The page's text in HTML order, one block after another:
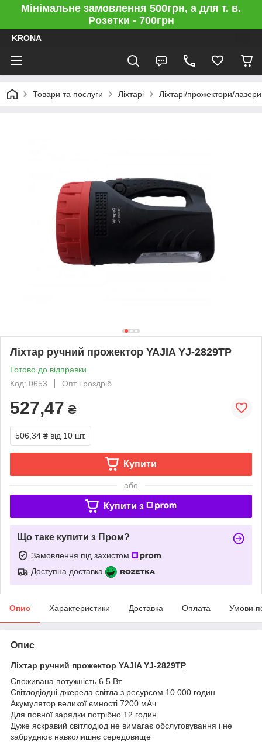
Мінімальне замовлення 500грн, а для т. в.
Розетки - 700грн
KRONA
Товари та послуги Ліхтарі Ліхтарі/прожектори/лазери
Ліхтар ручний прожектор YAJIA YJ-2829ТР
Готово до відправки
Код: 0653
Опт і роздріб
527,47 ₴
506,34 ₴ від 10 шт.
Купити
або
Купити з
Що таке купити з Пром?
Замовлення під захистом
Доступна доставка
Опис Характеристики Доставка Оплата Умови
Опис
Ліхтар ручний прожектор YAJIA YJ-2829ТР
Споживана потужність 6.5 Вт
Світлодіодні джерела світла з ресурсом 10 000 годин
Акумулятор великої ємності 7200 мАч
Для повної зарядки потрібно 12 годин
Дуже яскравий світлодіод не вимагає обслуговування і не
забруднює навколишнє середовище